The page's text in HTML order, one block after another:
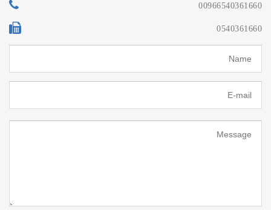
00966540361660
0540361660